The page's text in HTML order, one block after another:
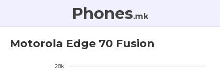
Phones.mk
Motorola Edge 70 Fusion
28k